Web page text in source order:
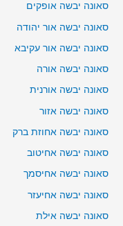
סאונה יבשה אופקים
סאונה יבשה אור יהודה
סאונה יבשה אור עקיבא
סאונה יבשה אורה
סאונה יבשה אורנית
סאונה יבשה אזור
סאונה יבשה אחוזת ברק
סאונה יבשה אחיטוב
סאונה יבשה אחיסמך
סאונה יבשה אחיעזר
סאונה יבשה אילת